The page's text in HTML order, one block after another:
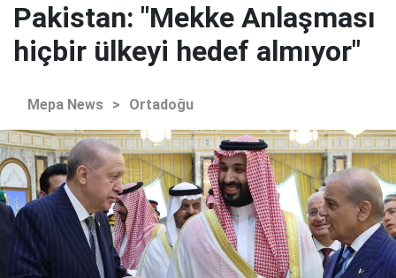
Pakistan: "Mekke Anlaşması
hiçbir ülkeyi hedef almıyor"
Mepa News > Ortadoğu